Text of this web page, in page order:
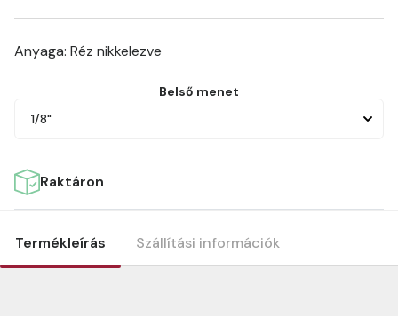
Anyaga: Réz nikkelezve
Belső menet
1/8"
Raktáron
Termékleírás Szállítási információk